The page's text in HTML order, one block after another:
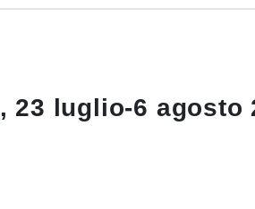
23 luglio-6 agosto